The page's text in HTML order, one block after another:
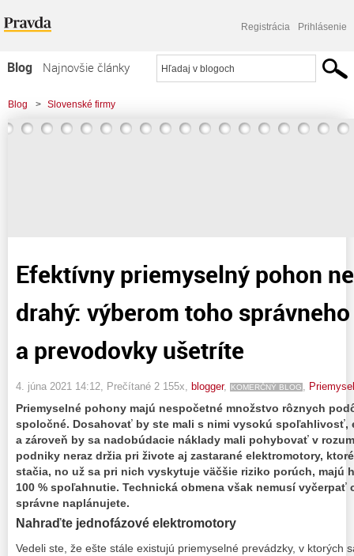
Registrácia Prihlásenie
Blog
Najnovšie články
Najčítanejšie články
Najkomentovanejšie články
Blog > Slovenské firmy
> Efektívny priemyselný pohon nemusí byť drahý: výberom toho správneho
Efektívny priemyselný pohon
drahý: výberom toho
a prevodovky ušetríte
4. júna 2021 14:12 , Prečítané 2 155x, blogger, KOMERČNÝ BLOG
Priemyselné pohony majú nespočetné množstvo rôznych
spoločné. Dosahovať by ste mali s nimi vysokú spoľahlivosť,
a zároveň by sa nadobúdacie náklady mali pohybovať v
podniky neraz držia pri živote aj zastarané elektromotory,
stačia, no už sa pri nich vyskytuje väčšie riziko porúch, majú
100 % spoľahnutie. Technická obmena však nemusí vyčerpať
správne naplánujete.
Nahraďte jednofázové elektromotory
Vedeli ste, že ešte stále existujú priemyselné prevádzky, v ktorých